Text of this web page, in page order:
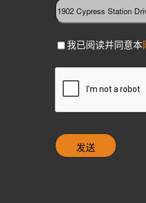
C
e
b
x
我已阅读并同意本
T
H
A